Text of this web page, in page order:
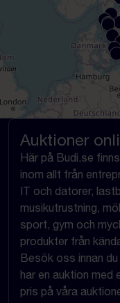
Auktioner
Här på Budi.se
inom allt från
IT och datorer,
musikutrustning,
sport, gym och
produkter från
Besök oss innan
har en auktion
pris på våra